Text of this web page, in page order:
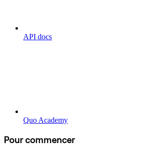
API docs
Quo Academy
Pour commencer